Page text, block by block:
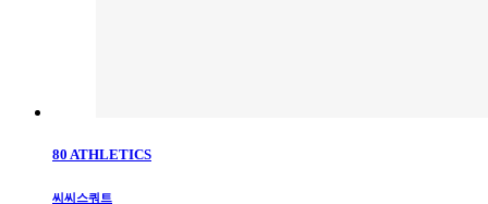
80 ATHLETICS
씨씨스쿼트